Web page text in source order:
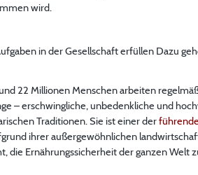
wird.
in der Gesellschaft erfüllen Dazu
22 Millionen Menschen arbeiten
– erschwingliche, unbedenkliche und
Traditionen. Sie ist einer der
ihrer außergewöhnlichen
die Ernährungssicherheit der ganzen Welt